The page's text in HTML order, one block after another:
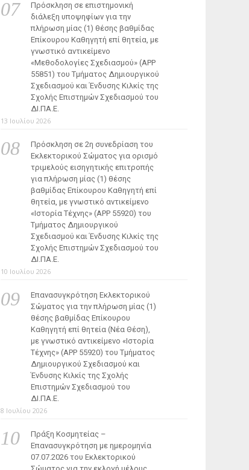
Πρόσκληση σε επιστημονική
διάλεξη υποψηφίων για την
πλήρωση μίας (1) θέσης βαθμίδας
Επίκουρου Καθηγητή επί θητεία, με
γνωστικό αντικείμενο
«Μεθοδολογίες Σχεδιασμού» (ΑΡΡ
55851) του Τμήματος Δημιουργικού
Σχεδιασμού και Ένδυσης Κιλκίς της
Σχολής Επιστημών Σχεδιασμού του
ΔΙ.ΠΑ.Ε.
13 Ιουλίου 2026
Πρόσκληση σε 2η συνεδρίαση του
Εκλεκτορικού Σώματος για ορισμό
τριμελούς εισηγητικής επιτροπής
για πλήρωση μίας (1) θέσης
βαθμίδας Επίκουρου Καθηγητή επί
θητεία, με γνωστικό αντικείμενο
«Ιστορία Τέχνης» (ΑΡΡ 55920) του
Τμήματος Δημιουργικού
Σχεδιασμού και Ένδυσης Κιλκίς της
Σχολής Επιστημών Σχεδιασμού του
ΔΙ.ΠΑ.Ε.
10 Ιουλίου 2026
Επανασυγκρότηση Εκλεκτορικού
Σώματος για την πλήρωση μίας (1)
θέσης βαθμίδας Επίκουρου
Καθηγητή επί θητεία (Νέα Θέση),
με γνωστικό αντικείμενο «Ιστορία
Τέχνης» (ΑΡΡ 55920) του Τμήματος
Δημιουργικού Σχεδιασμού και
Ένδυσης Κιλκίς της Σχολής
Επιστημών Σχεδιασμού του
ΔΙ.ΠΑ.Ε.
8 Ιουλίου 2026
Πράξη Κοσμητείας –
Επανασυγκρότηση με ημερομηνία
07.07.2026 του Εκλεκτορικού